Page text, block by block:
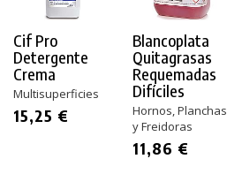
Cif Pro
Detergente
Crema
Multisuperficies
15,25 €
Blancoplata
Quitagrasas
Requemadas
Difíciles
Hornos, Planchas
y Freidoras
11,86 €